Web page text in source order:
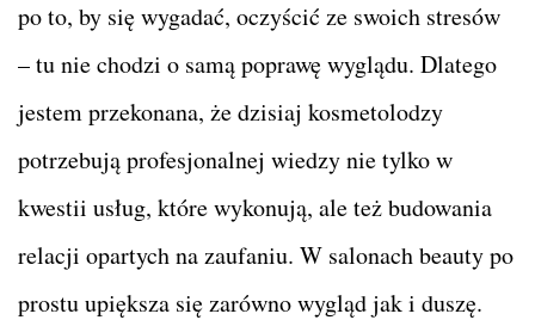
po to, by się wygadać, oczyścić ze swoich stresów
– tu nie chodzi o samą poprawę wyglądu. Dlatego
jestem przekonana, że dzisiaj kosmetolodzy
potrzebują profesjonalnej wiedzy nie tylko w
kwestii usług, które wykonują, ale też budowania
relacji opartych na zaufaniu. W salonach beauty po
prostu upiększa się zarówno wygląd jak i duszę.